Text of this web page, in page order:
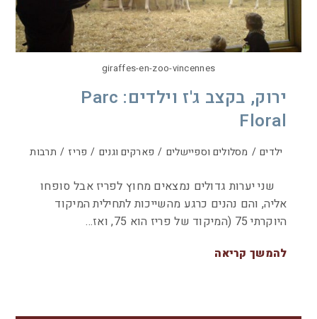
giraffes-en-zoo-vincennes
ירוק, בקצב ג'ז וילדים: Parc
Floral
ילדים / מסלולים וספיישלים / פארקים וגנים / פריז / תרבות
שני יערות גדולים נמצאים מחוץ לפריז אבל סופחו
אליה, והם נהנים כרגע מהשייכות לתחילית המיקוד
היוקרתי 75 (המיקוד של פריז הוא 75, ואז…
להמשך קריאה